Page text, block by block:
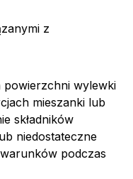
z
powierzchni wylewki
mieszanki lub
składników
niedostateczne
podczas